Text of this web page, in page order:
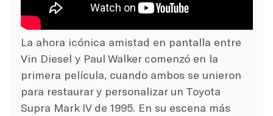
La ahora icónica amistad en pantalla entre
Vin Diesel y Paul Walker comenzó en la
primera película, cuando ambos se unieron
para restaurar y personalizar un Toyota
Supra Mark IV de 1995. En su escena más